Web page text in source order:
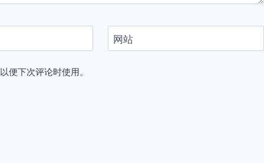
网站
便下次评论时使用。